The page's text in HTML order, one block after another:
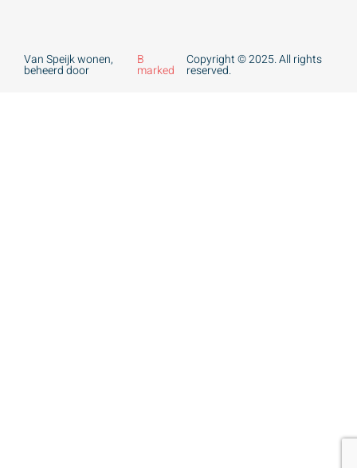
Van Speijk wonen,
beheerd door
B
marked
Copyright © 2025. All rights
reserved.